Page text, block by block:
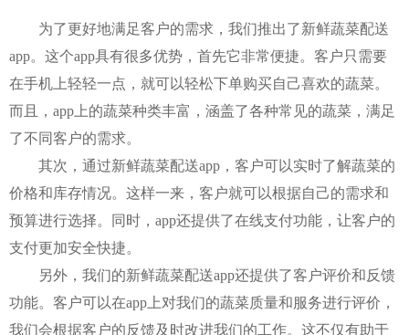
为了更好地满足客户的需求，我们推出了新鲜蔬菜配送
app。这个app具有很多优势，首先它非常便捷。客户只需要
在手机上轻轻一点，就可以轻松下单购买自己喜欢的蔬菜。
而且，app上的蔬菜种类丰富，涵盖了各种常见的蔬菜，满足
了不同客户的需求。
其次，通过新鲜蔬菜配送app，客户可以实时了解蔬菜的
价格和库存情况。这样一来，客户就可以根据自己的需求和
预算进行选择。同时，app还提供了在线支付功能，让客户的
支付更加安全快捷。
另外，我们的新鲜蔬菜配送app还提供了客户评价和反馈
功能。客户可以在app上对我们的蔬菜质量和服务进行评价，
我们会根据客户的反馈及时改进我们的工作。这不仅有助于